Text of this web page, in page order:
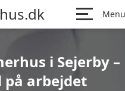
Menu
i Sejerby –
arbejdet